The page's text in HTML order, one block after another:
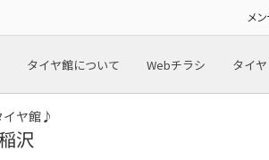
メ
タイヤ館について Webチラシ タイヤ
イヤ館♪
沢